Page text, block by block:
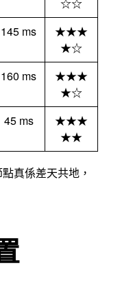
☆☆
145 ms
★★★
★☆
160 ms
★★★
★☆
45 ms
★★★
★★
真係差天共地，